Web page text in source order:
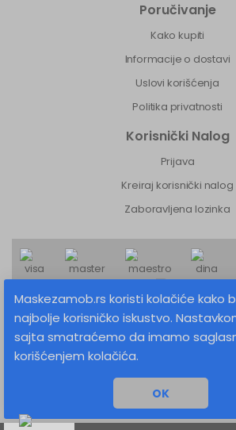
Maskezamob.rs koristi kolačiće kako
najbolje korisničko iskustvo.
sajta smatraćemo da imamo
korišćenjem kolačića.
OK
Poručivanje
Kako kupiti
Informacije o dostavi
Uslovi korišćenja
Politika privatnosti
Korisnički Nalog
Prijava
Kreiraj korisnički nalog
Zaboravljena lozinka
MaskeZaMob.rs © 2026 Sva